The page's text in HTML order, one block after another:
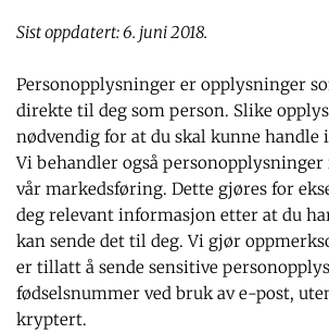
Sist oppdatert: 6. juni 2018.
Personopplysninger er opplysninger
direkte til deg som person. Slike
nødvendig for at du skal kunne handle
Vi behandler også
vår markedsføring. Dette gjøres for
deg relevant informasjon etter at du
kan sende det til deg. Vi gjør
er tillatt å sende sensitive
fødselsnummer ved bruk av e-post,
kryptert.